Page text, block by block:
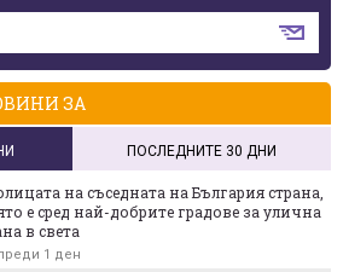
ЗА
ПОСЛЕДНИТЕ 30 ДНИ
на съседната на България страна,
е сред най-добрите градове за улична
в света
1 ден